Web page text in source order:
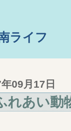
ライフ
09月17日
れあい動